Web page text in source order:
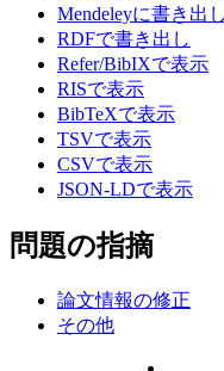
Mendeleyに書き出し
RDFで書き出し
Refer/BibIXで表示
RISで表示
BibTeXで表示
TSVで表示
CSVで表示
JSON-LDで表示
問題の指摘
論文情報の修正
その他